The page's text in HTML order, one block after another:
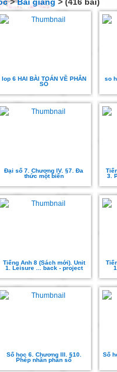
lop 6 HAI BÀI TOÁN VỀ PHÂN
SỐ
so
Đại số 7. Chương IV. §7. Đa
thức một biến
3.
Tiếng Anh 8 (Sách mới). Unit
1. Leisure ... back - project
Số học 6. Chương III. §10.
Phép nhân phân số
Số